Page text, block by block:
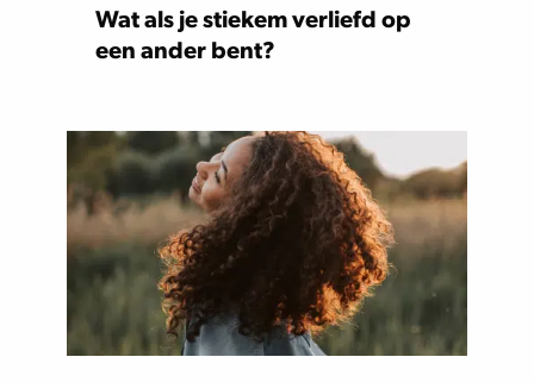
Wat als je stiekem verliefd op
een ander bent?